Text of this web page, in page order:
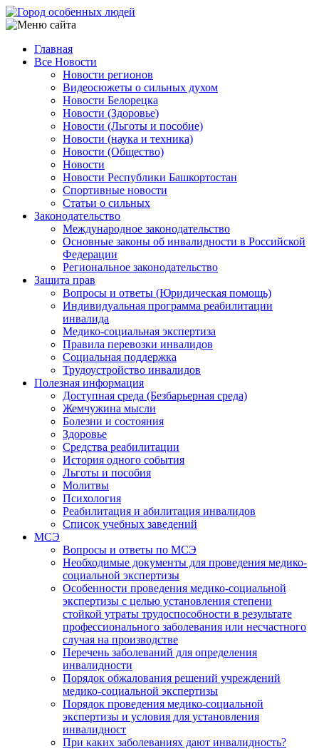
Перейти
к
содержанию
Main
navigation
Главная
Все Новости
Новости регионов
Видеосюжеты о сильных духом
Новости Белорецка
Новости (Здоровье)
Новости (Льготы и пособие)
Новости (наука и техника)
Новости (Общество)
Новости
Новости Республики Башкортостан
Спортивные новости
Статьи о сильных
Законодательство
Международное законодательство
Основные законы об инвалидности в Российской
Федерации
Региональное законодательство
Защита прав
Вопросы и ответы (Юридическая помощь)
Индивидуальная программа реабилитации
инвалида
Медико-социальная экспертиза
Правила перевозки инвалидов
Социальная поддержка
Трудоустройство инвалидов
Полезная информация
Доступная среда (Безбарьерная среда)
Жемчужина мысли
Болезни и состояния
Здоровье
Средства реабилитации
История одного события
Льготы и пособия
Молитвы
Психология
Реабилитация и абилитация инвалидов
Список учебных заведений
МСЭ
Вопросы и ответы по МСЭ
Необходимые документы для проведения медико-
социальной экспертизы
Особенности проведения медико-социальной
экспертизы с целью установления степени
стойкой утраты трудоспособности в результате
профессионального заболевания или несчастного
случая на производстве
Перечень заболеваний для определения
инвалидности
Порядок обжалования решений учреждений
медико-социальной экспертизы
Порядок проведения медико-социальной
экспертизы и условия для установления
инвалидност
При каких заболеваниях дают инвалидность?